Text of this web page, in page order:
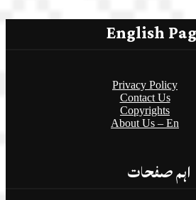
English
Privacy Policy
Contact Us
Copyrights
About Us – En
اہم صفحات